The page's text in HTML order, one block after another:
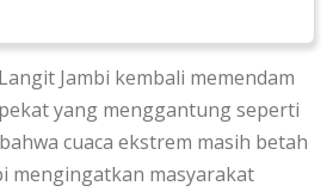
Jambi kembali memendam
yang menggantung seperti
cuaca ekstrem masih betah
mengingatkan masyarakat